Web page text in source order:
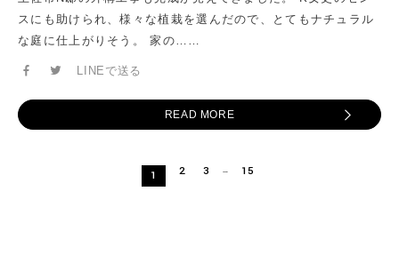
スにも助けられ、様々な植栽を選んだので、とてもナチュラル
な庭に仕上がりそう。 家の……
LINEで送る
READ MORE
1 2 3 … 15